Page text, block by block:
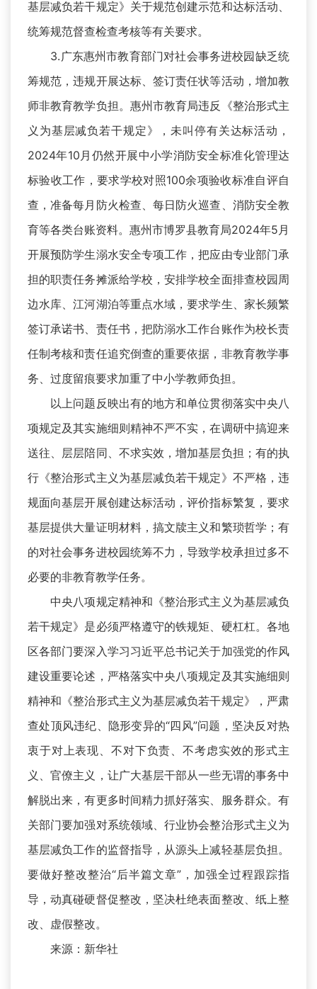
基层减负若干规定》关于规范创建示范和达标活动、
统筹规范督查检查考核等有关要求。
3.广东惠州市教育部门对社会事务进校园缺乏统
筹规范，违规开展达标、签订责任状等活动，增加教
师非教育教学负担。惠州市教育局违反《整治形式主
义为基层减负若干规定》，未叫停有关达标活动，
2024年10月仍然开展中小学消防安全标准化管理达
标验收工作，要求学校对照100余项验收标准自评自
查，准备每月防火检查、每日防火巡查、消防安全教
育等各类台账资料。惠州市博罗县教育局2024年5月
开展预防学生溺水安全专项工作，把应由专业部门承
担的职责任务摊派给学校，安排学校全面排查校园周
边水库、江河湖泊等重点水域，要求学生、家长频繁
签订承诺书、责任书，把防溺水工作台账作为校长责
任制考核和责任追究倒查的重要依据，非教育教学事
务、过度留痕要求加重了中小学教师负担。
以上问题反映出有的地方和单位贯彻落实中央八
项规定及其实施细则精神不严不实，在调研中搞迎来
送往、层层陪同、不求实效，增加基层负担；有的执
行《整治形式主义为基层减负若干规定》不严格，违
规面向基层开展创建达标活动，评价指标繁复，要求
基层提供大量证明材料，搞文牍主义和繁琐哲学；有
的对社会事务进校园统筹不力，导致学校承担过多不
必要的非教育教学任务。
中央八项规定精神和《整治形式主义为基层减负
若干规定》是必须严格遵守的铁规矩、硬杠杠。各地
区各部门要深入学习习近平总书记关于加强党的作风
建设重要论述，严格落实中央八项规定及其实施细则
精神和《整治形式主义为基层减负若干规定》，严肃
查处顶风违纪、隐形变异的“四风”问题，坚决反对热
衷于对上表现、不对下负责、不考虑实效的形式主
义、官僚主义，让广大基层干部从一些无谓的事务中
解脱出来，有更多时间精力抓好落实、服务群众。有
关部门要加强对系统领域、行业协会整治形式主义为
基层减负工作的监督指导，从源头上减轻基层负担。
要做好整改整治“后半篇文章”，加强全过程跟踪指
导，动真碰硬督促整改，坚决杜绝表面整改、纸上整
改、虚假整改。
来源：新华社